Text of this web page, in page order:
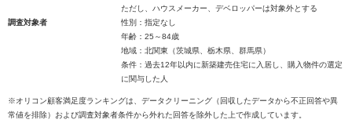
ただし、ハウスメーカー、デベロッパーは対象外とする
調査対象者
性別：指定なし
年齢：25～84歳
地域：北関東（茨城県、栃木県、群馬県）
条件：過去12年以内に新築建売住宅に入居し、購入物件の選定
に関与した人
※オリコン顧客満足度ランキングは、データクリーニング（回収したデータから不正回答や異
常値を排除）および調査対象者条件から外れた回答を除外した上で作成しています。